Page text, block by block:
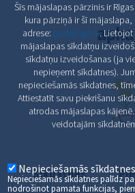
Sīkdatnes
Šīs mājaslapas pārzinis ir
kura pārziņā ir šī
adrese: pad@riga.lv.
mājaslapas sīkdatņu
sīkdatņu izveidošanas (ja
nepieņemt sīkdatnes).
nepieciešamās sīkdatnes,
Attiestatīt savu piekrišanu
atrodas mājaslapas
veidotajām
Nepieciešamās sīkdatnes
Nepieciešamās sīkdatnes palīdz
nodrošinot pamata funkcijas,